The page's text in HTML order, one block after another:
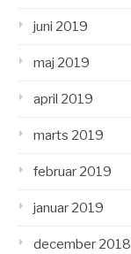
juni 2019
maj 2019
april 2019
marts 2019
februar 2019
januar 2019
december 2018